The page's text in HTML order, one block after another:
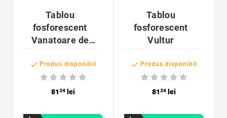
Tablou
fosforescent
Vanatoare de
 Produs disponibil
8134 lei
Tablou
fosforescent
Vultur
 Produs disponibil
8134 lei